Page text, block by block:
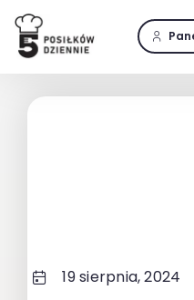
Przejdź
zawartości
19 sierpnia, 2024